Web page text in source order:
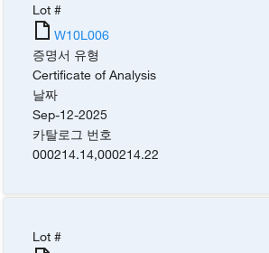
Lot #
W10L006
증명서 유형
Certificate of Analysis
날짜
Sep-12-2025
카탈로그 번호
000214.14,000214.22
Lot #